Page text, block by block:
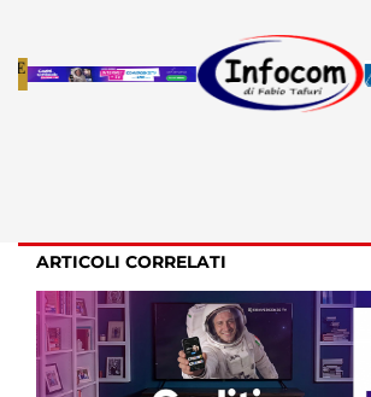
ARTICOLI CORRELATI